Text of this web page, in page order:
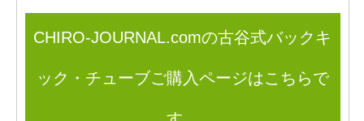
CHIRO-JOURNAL.comの古谷式バックキ
ック・チューブご購入ページはこちらで